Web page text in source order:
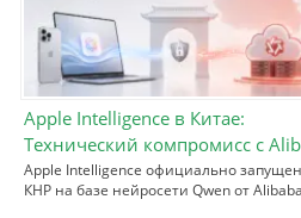
Apple Intelligence в Китае:
Технический компромисс с
Apple Intelligence официально
КНР на базе нейросети Qwen от